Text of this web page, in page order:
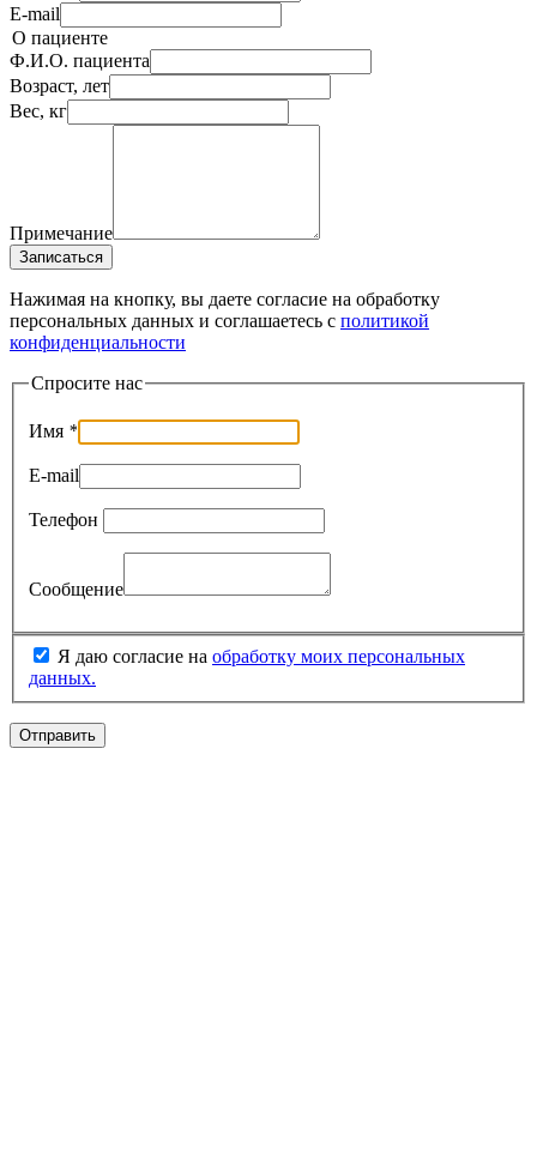
E-mail
О пациенте
Ф.И.О. пациента
Возраст, лет
Вес, кг
Примечание
Записаться
Нажимая на кнопку, вы даете согласие на обработку
персональных данных и соглашаетесь c политикой
конфиденциальности
Спросите нас
Имя *
E-mail
Телефон
Сообщение
Я даю согласие на обработку моих персональных
данных.
Отправить